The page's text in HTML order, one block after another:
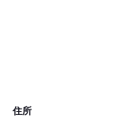
住所